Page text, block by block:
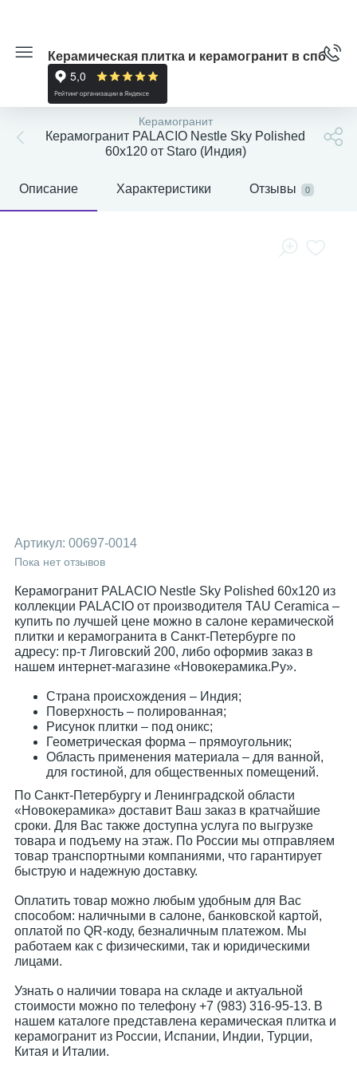
Керамическая плитка и керамогранит в спб
Керамогранит
Керамогранит PALACIO Nestle Sky Polished
60x120 от Staro (Индия)
Описание Характеристики Отзывы 0
Артикул: 00697-0014
Пока нет отзывов
Керамогранит PALACIO Nestle Sky Polished 60x120 из
коллекции PALACIO от производителя TAU Ceramica –
купить по лучшей цене можно в салоне керамической
плитки и керамогранита в Санкт-Петербурге по
адресу: пр-т Лиговский 200, либо оформив заказ в
нашем интернет-магазине «Новокерамика.Ру».
Страна происхождения – Индия;
Поверхность – полированная;
Рисунок плитки – под оникс;
Геометрическая форма – прямоугольник;
Область применения материала – для ванной,
для гостиной, для общественных помещений.
По Санкт-Петербургу и Ленинградской области
«Новокерамика» доставит Ваш заказ в кратчайшие
сроки. Для Вас также доступна услуга по выгрузке
товара и подъему на этаж. По России мы отправляем
товар транспортными компаниями, что гарантирует
быструю и надежную доставку.
Оплатить товар можно любым удобным для Вас
способом: наличными в салоне, банковской картой,
оплатой по QR-коду, безналичным платежом. Мы
работаем как с физическими, так и юридическими
лицами.
Узнать о наличии товара на складе и актуальной
стоимости можно по телефону +7 (983) 316-95-13. В
нашем каталоге представлена керамическая плитка и
керамогранит из России, Испании, Индии, Турции,
Китая и Италии.